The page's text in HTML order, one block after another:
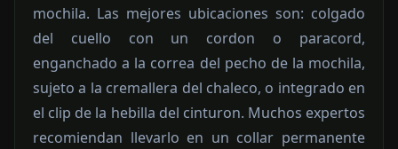
mochila. Las mejores ubicaciones son: colgado
del cuello con un cordon o paracord,
enganchado a la correa del pecho de la mochila,
sujeto a la cremallera del chaleco, o integrado en
el clip de la hebilla del cinturon. Muchos expertos
recomiendan llevarlo en un collar permanente